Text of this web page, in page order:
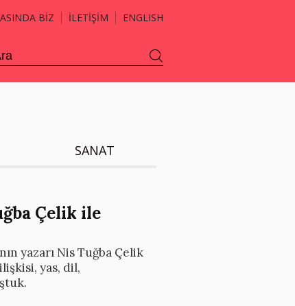
BİZ İLETİŞİM ENGLISH
SANAT
Çelik ile
yazarı Nis Tuğba Çelik
yas, dil,